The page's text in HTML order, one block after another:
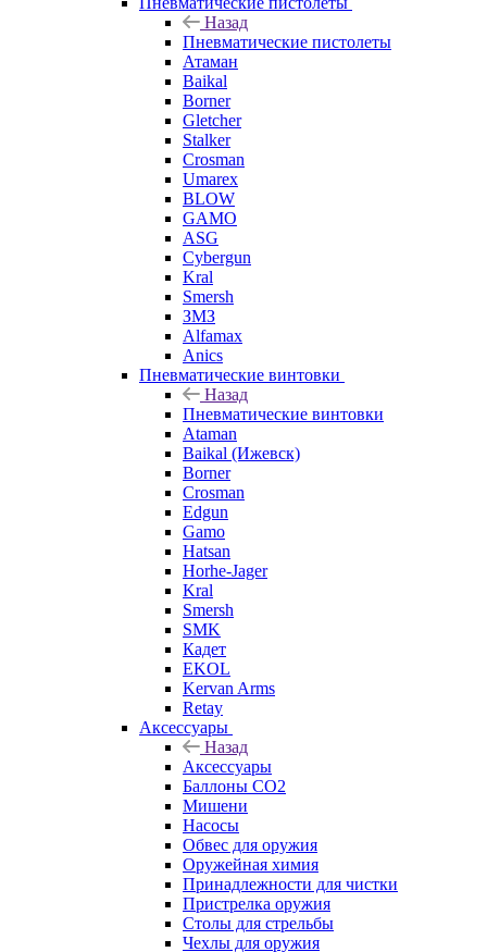
Назад
Пневматические пистолеты
Атаман
Baikal
Borner
Gletcher
Stalker
Crosman
Umarex
BLOW
GAMO
ASG
Cybergun
Kral
Smersh
ЗМЗ
Alfamax
Anics
Пневматические винтовки
Назад
Пневматические винтовки
Ataman
Baikal (Ижевск)
Borner
Crosman
Edgun
Gamo
Hatsan
Horhe-Jager
Kral
Smersh
SMK
Кадет
EKOL
Kervan Arms
Retay
Аксессуары
Назад
Аксессуары
Баллоны СО2
Мишени
Насосы
Обвес для оружия
Оружейная химия
Принадлежности для чистки
Пристрелка оружия
Столы для стрельбы
Чехлы для оружия